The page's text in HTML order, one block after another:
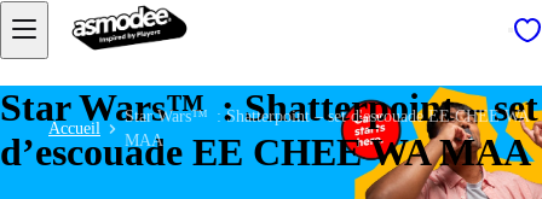
Accueil
Star Wars™ : Shatterpoint – set d'escouade EE CHEE WA
MAA
Star Wars™ : Shatterpoint – set
d’escouade EE CHEE WA MAA